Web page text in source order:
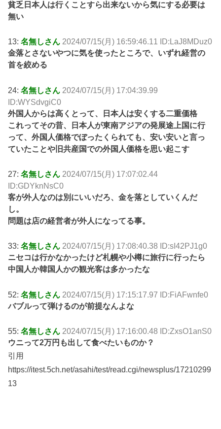
貧乏日本人は行くことすら出来ないから気にする必要は
無い
13:名無しさん 2024/07/15(月) 16:59:46.11 ID:LaJ8MDuz0
金落とさないやつに気を使ったところで、いずれ経営の
首を絞める
24:名無しさん 2024/07/15(月) 17:04:39.99
ID:WYSdvgiC0
外国人からは高くとって、日本人は安くする二重価格
これってその昔、日本人が東南アジアの発展途上国に行
って、外国人価格でぼったくられても、安い安いと言っ
ていたことや旧共産国での外国人価格を思い起こす
27:名無しさん 2024/07/15(月) 17:07:02.44
ID:GDYknNsC0
客が外人なのは別にいいだろ、金を落としていくんだ
し。
問題は店の経営者が外人になってる事。
33:名無しさん 2024/07/15(月) 17:08:40.38 ID:sI42PJ1g0
ニセコは行かなかったけど札幌や小樽に旅行に行ったら
中国人か韓国人かの観光客は多かったな
52:名無しさん 2024/07/15(月) 17:15:17.97 ID:FiAFwnfe0
バブルって弾けるのが前提なんよな
55:名無しさん 2024/07/15(月) 17:16:00.48 ID:ZxsO1anS0
ウニって2万円も出して食べたいものか？
引用
https://itest.5ch.net/asahi/test/read.cgi/newsplus/17210299
13